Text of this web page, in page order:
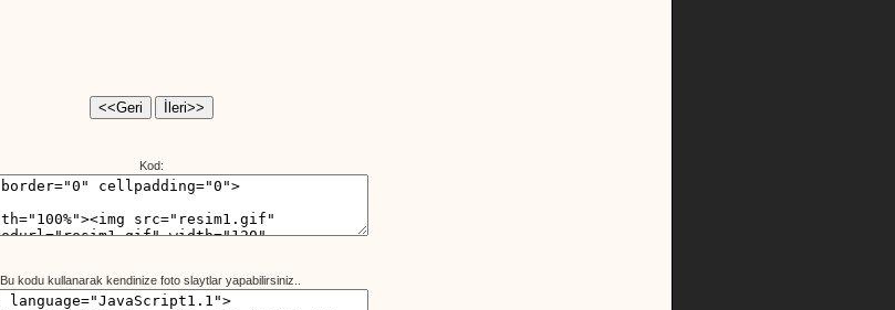
Kod:
Bu kodu kullanarak kendinize foto slaytlar yapabilirsiniz..